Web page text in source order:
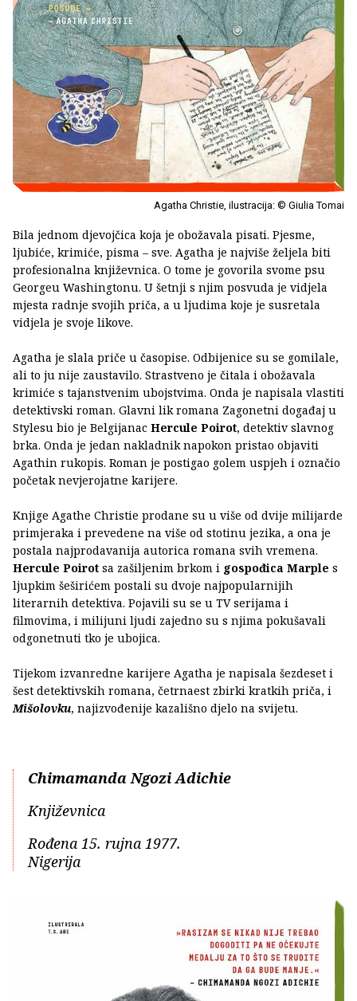
Agatha Christie, ilustracija: © Giulia Tomai
Bila jednom djevojčica koja je obožavala pisati. Pjesme,
ljubiće, krimiće, pisma – sve. Agatha je najviše željela biti
profesionalna književnica. O tome je govorila svome psu
Georgeu Washingtonu. U šetnji s njim posvuda je vidjela
mjesta radnje svojih priča, a u ljudima koje je susretala
vidjela je svoje likove.
Agatha je slala priče u časopise. Odbijenice su se gomilale,
ali to ju nije zaustavilo. Strastveno je čitala i obožavala
krimiće s tajanstvenim ubojstvima. Onda je napisala vlastiti
detektivski roman. Glavni lik romana Zagonetni događaj u
Stylesu bio je Belgijanac Hercule Poirot, detektiv slavnog
brka. Onda je jedan nakladnik napokon pristao objaviti
Agathin rukopis. Roman je postigao golem uspjeh i označio
početak nevjerojatne karijere.
Knjige Agathe Christie prodane su u više od dvije milijarde
primjeraka i prevedene na više od stotinu jezika, a ona je
postala najprodavanija autorica romana svih vremena.
Hercule Poirot sa zašiljenim brkom i gospođica Marple s
ljupkim šeširićem postali su dvoje najpopularnijih
literarnih detektiva. Pojavili su se u TV serijama i
filmovima, i milijuni ljudi zajedno su s njima pokušavali
odgonetnuti tko je ubojica.
Tijekom izvanredne karijere Agatha je napisala šezdeset i
šest detektivskih romana, četrnaest zbirki kratkih priča, i
Mišolovku, najizvođenije kazališno djelo na svijetu.
Chimamanda Ngozi Adichie
Književnica
Rođena 15. rujna 1977.
Nigerija